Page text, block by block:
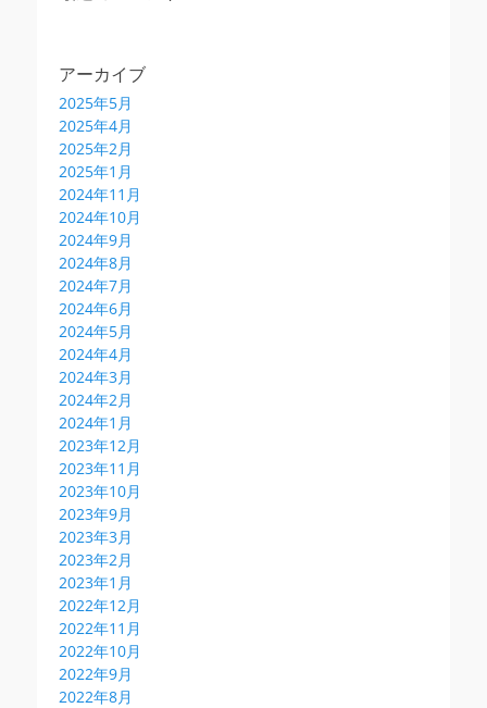
アーカイブ
2025年5月
2025年4月
2025年2月
2025年1月
2024年11月
2024年10月
2024年9月
2024年8月
2024年7月
2024年6月
2024年5月
2024年4月
2024年3月
2024年2月
2024年1月
2023年12月
2023年11月
2023年10月
2023年9月
2023年3月
2023年2月
2023年1月
2022年12月
2022年11月
2022年10月
2022年9月
2022年8月